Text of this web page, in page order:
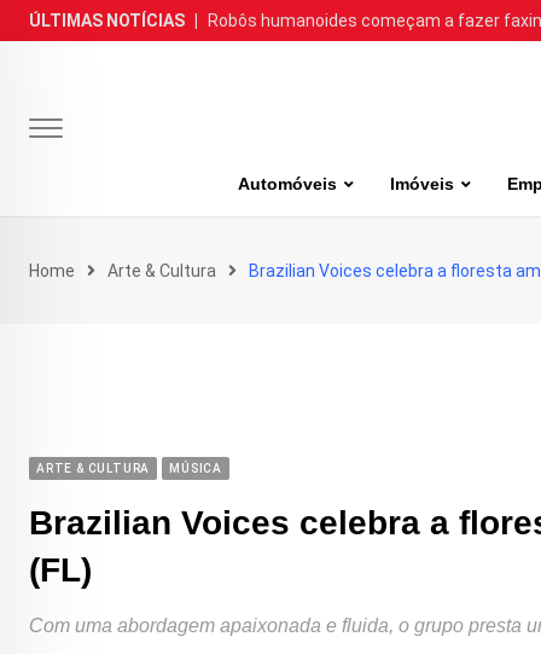
Skip
to
ÚLTIMAS NOTÍCIAS Robôs humanoides começam a fazer
Automóveis Imóveis
Home Arte & Cultura Brazilian Voices celebra a floresta
ARTE & CULTURA MÚSICA
Brazilian Voices celebra a
(FL)
Com uma abordagem apaixonada e fluida, o grupo presta